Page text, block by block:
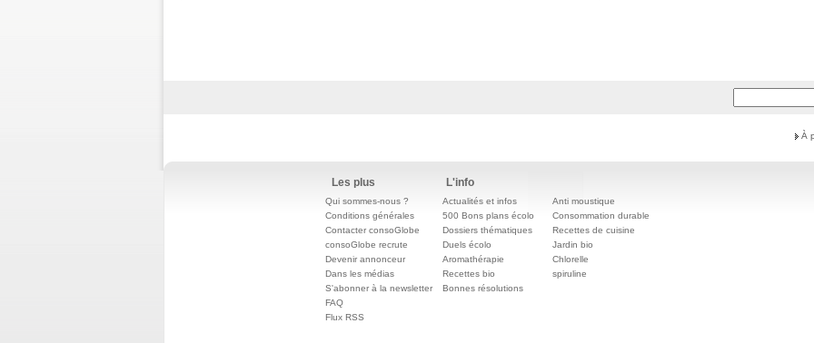
À
Les plus
Qui sommes-nous ?
Conditions générales
Contacter consoGlobe
consoGlobe recrute
Devenir annonceur
Dans les médias
S'abonner à la newsletter
FAQ
Flux RSS
L'info
Actualités et infos
500 Bons plans écolo
Dossiers thématiques
Duels écolo
Aromathérapie
Recettes bio
Bonnes résolutions
Anti moustique
Consommation durable
Recettes de cuisine
Jardin bio
Chlorelle
spiruline